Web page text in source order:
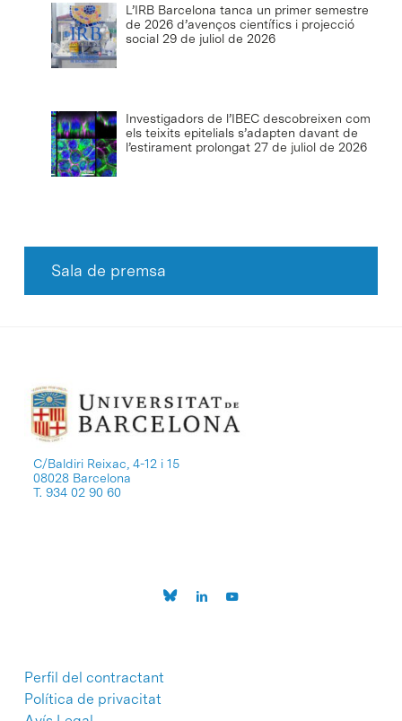
L’IRB Barcelona tanca un primer semestre
de 2026 d’avenços científics i projecció
social 29 de juliol de 2026
Investigadors de l’IBEC descobreixen com
els teixits epitelials s’adapten davant de
l’estirament prolongat 27 de juliol de 2026
Sala de premsa
C/Baldiri Reixac, 4-12 i 15
08028 Barcelona
T. 934 02 90 60
Perfil del contractant
Política de privacitat